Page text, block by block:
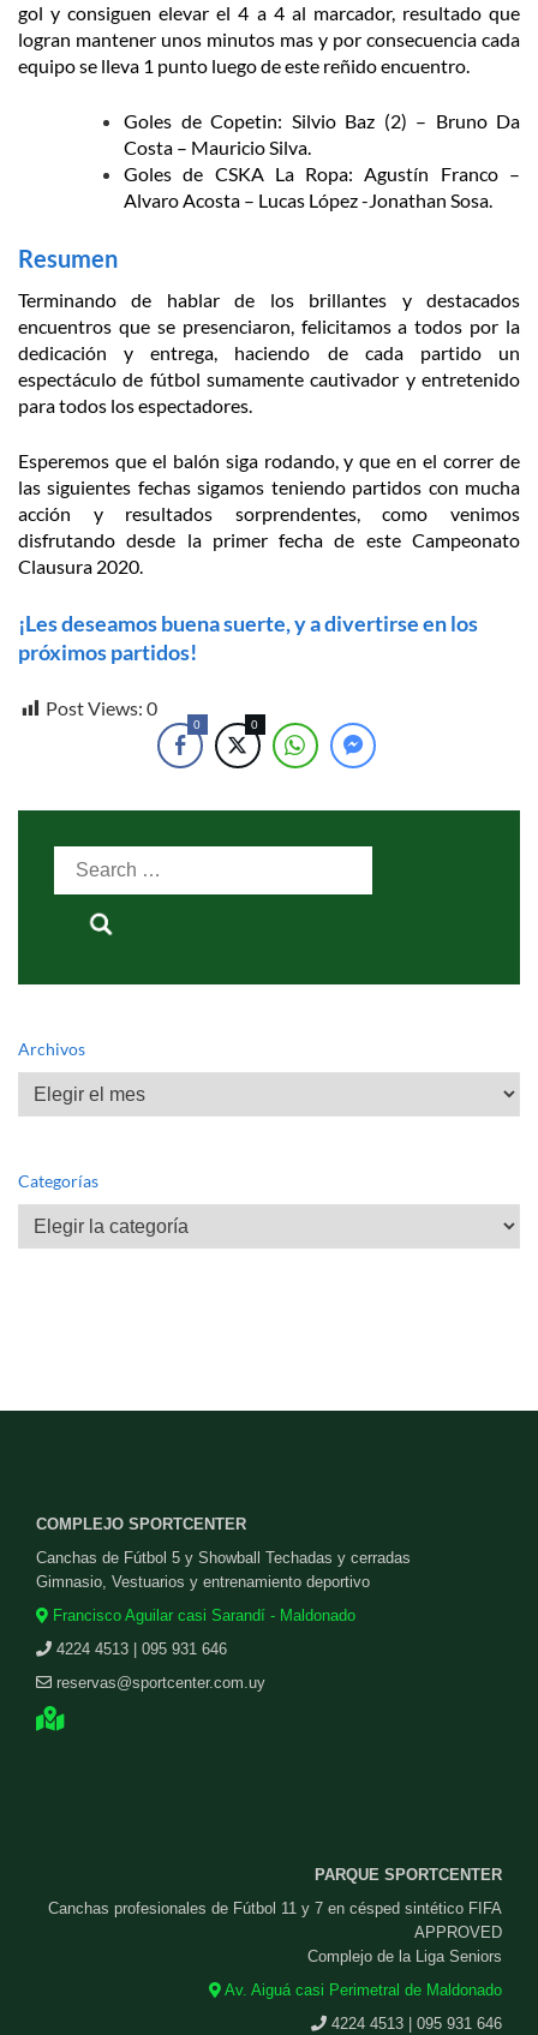
gol y consiguen elevar el 4 a 4 al marcador, resultado que
logran mantener unos minutos mas y por consecuencia cada
equipo se lleva 1 punto luego de este reñido encuentro.
Goles de Copetin: Silvio Baz (2) – Bruno Da
Costa – Mauricio Silva.
Goles de CSKA La Ropa: Agustín Franco –
Alvaro Acosta – Lucas López -Jonathan Sosa.
Resumen
Terminando de hablar de los brillantes y destacados
encuentros que se presenciaron, felicitamos a todos por la
dedicación y entrega, haciendo de cada partido un
espectáculo de fútbol sumamente cautivador y entretenido
para todos los espectadores.
Esperemos que el balón siga rodando, y que en el correr de
las siguientes fechas sigamos teniendo partidos con mucha
acción y resultados sorprendentes, como venimos
disfrutando desde la primer fecha de este Campeonato
Clausura 2020.
¡Les deseamos buena suerte, y a divertirse en los
próximos partidos!
Post Views: 0
0 0
Search
Archivos
Archivos
Categorías
Categorías
COMPLEJO SPORTCENTER
Canchas de Fútbol 5 y Showball Techadas y cerradas
Gimnasio, Vestuarios y entrenamiento deportivo
Francisco Aguilar casi Sarandí - Maldonado
4224 4513 | 095 931 646
reservas@sportcenter.com.uy
PARQUE SPORTCENTER
Canchas profesionales de Fútbol 11 y 7 en césped sintético FIFA
APPROVED
Complejo de la Liga Seniors
Av. Aiguá casi Perimetral de Maldonado
4224 4513 | 095 931 646